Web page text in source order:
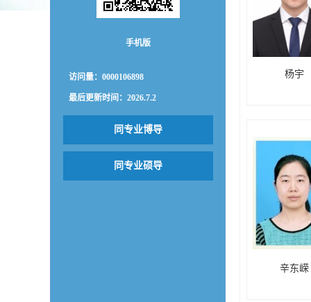
手机版
访问量： 0000106898
最后更新时间： 2026.7.2
同专业博导
同专业硕导
杨宇
辛东嵘